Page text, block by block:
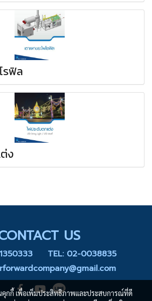
รฟิล
ง
US
TEL: 02-0038835
คุกกี้ เพื่อเพิ่มประสิทธิภาพและประสบการณ์ที่ดี